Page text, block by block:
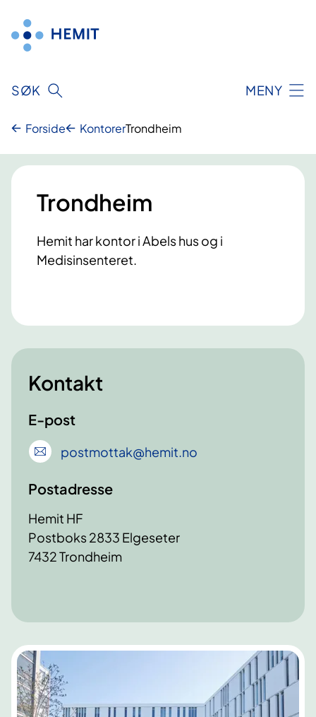
innhold
SØK MENY
Forside KontorerTrondheim
Trondheim
Hemit har kontor i Abels hus og i
Medisinsenteret.
Kontakt
E-post
postmottak@hemit .no
Postadresse
Hemit HF
Postboks 2833 Elgeseter
7432 Trondheim